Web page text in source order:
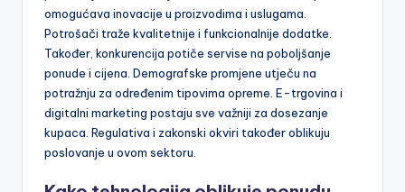
omogućava inovacije u proizvodima i uslugama.
Potrošači traže kvalitetnije i funkcionalnije dodatke.
Također, konkurencija potiče servise na poboljšanje
ponude i cijena. Demografske promjene utječu na
potražnju za određenim tipovima opreme. E-trgovina i
digitalni marketing postaju sve važniji za dosezanje
kupaca. Regulativa i zakonski okviri također oblikuju
poslovanje u ovom sektoru.